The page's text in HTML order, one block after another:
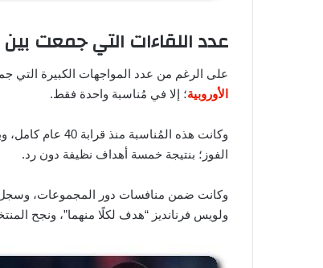
عدد اللقاءات التي جمعت
على الرغم من عدد المواجهات الكبيرة التي
الأوروبية؛ إلا في مُناسبة واحدة فقط.
الفوز؛ بنتيجة خمسة أهداف نظيفة دون رد.
وكانت ضمن منافسات دور المجموعات، وسجل
ولويس فرنانديز “هدف لكلًا منهما”، ونجح